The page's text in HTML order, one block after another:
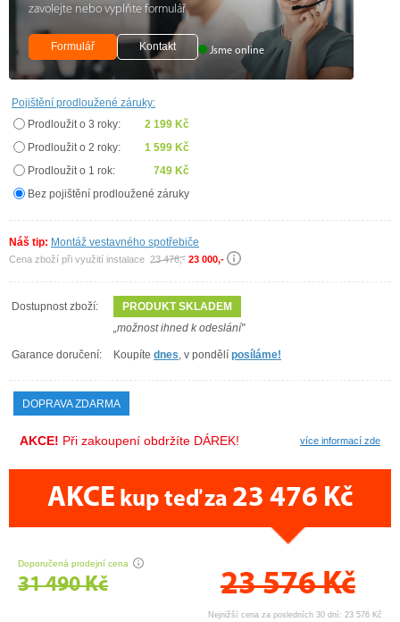
zavolejte nebo vyplňte formulář
Formulář Kontakt Jsme online
Pojištění prodloužené záruky:
Prodloužit o 3 roky:
2 199 Kč
Prodloužit o 2 roky:
1 599 Kč
Prodloužit o 1 rok:
749 Kč
Bez pojištění prodloužené záruky
Náš tip: Montáž vestavného spotřebiče
Cena zboží při využití instalace 23 476,- 23 000,-
Dostupnost zboží:
PRODUKT SKLADEM
„možnost ihned k odeslání"
Garance doručení: Koupíte dnes, v pondělí posíláme!
DOPRAVA ZDARMA
AKCE! Při zakoupení obdržíte DÁREK! více informací zde
AKCE kup teď za 23 476 Kč
Doporučená prodejní cena
31 490 Kč 23 576Kč
Nejnižší cena za posledních 30 dní: 23 576 Kč